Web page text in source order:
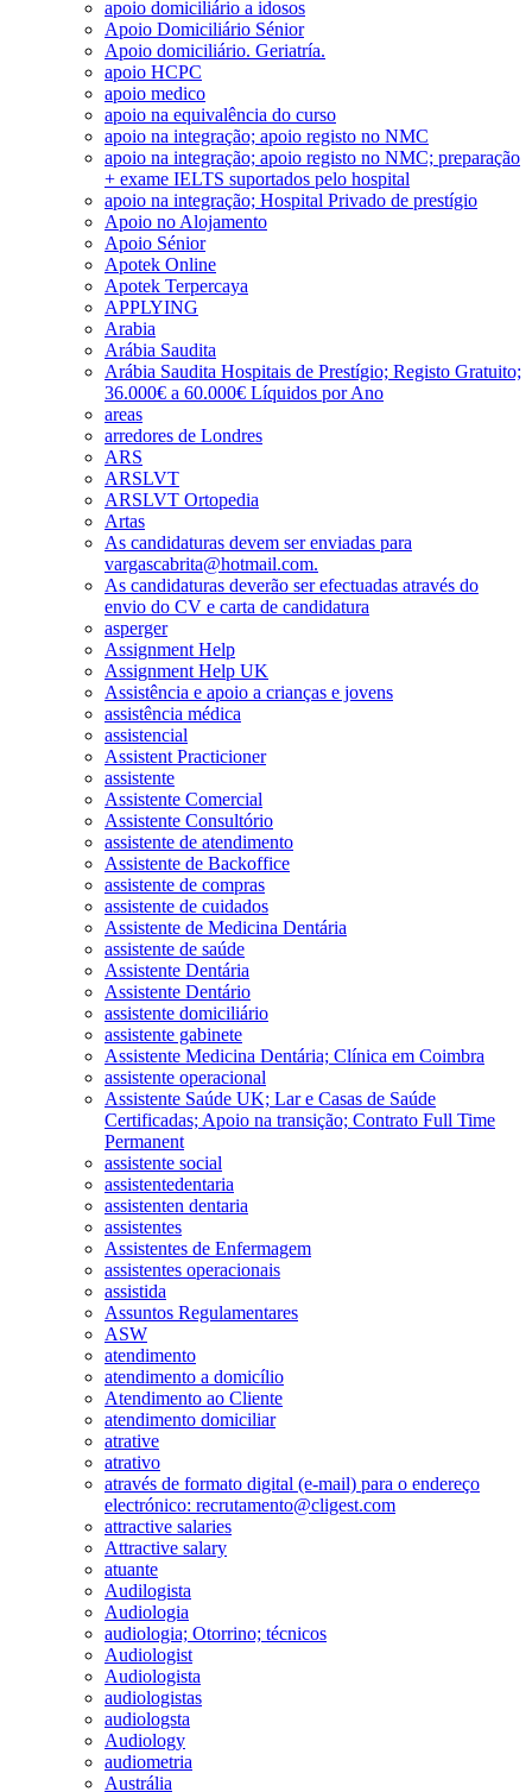
apoio domiciliário a idosos
Apoio Domiciliário Sénior
Apoio domiciliário. Geriatría.
apoio HCPC
apoio medico
apoio na equivalência do curso
apoio na integração; apoio registo no NMC
apoio na integração; apoio registo no NMC; preparação
+ exame IELTS suportados pelo hospital
apoio na integração; Hospital Privado de prestígio
Apoio no Alojamento
Apoio Sénior
Apotek Online
Apotek Terpercaya
APPLYING
Arabia
Arábia Saudita
Arábia Saudita Hospitais de Prestígio; Registo Gratuito;
36.000€ a 60.000€ Líquidos por Ano
areas
arredores de Londres
ARS
ARSLVT
ARSLVT Ortopedia
Artas
As candidaturas devem ser enviadas para
vargascabrita@hotmail.com.
As candidaturas deverão ser efectuadas através do
envio do CV e carta de candidatura
asperger
Assignment Help
Assignment Help UK
Assistência e apoio a crianças e jovens
assistência médica
assistencial
Assistent Practicioner
assistente
Assistente Comercial
Assistente Consultório
assistente de atendimento
Assistente de Backoffice
assistente de compras
assistente de cuidados
Assistente de Medicina Dentária
assistente de saúde
Assistente Dentária
Assistente Dentário
assistente domiciliário
assistente gabinete
Assistente Medicina Dentária; Clínica em Coimbra
assistente operacional
Assistente Saúde UK; Lar e Casas de Saúde
Certificadas; Apoio na transição; Contrato Full Time
Permanent
assistente social
assistentedentaria
assistenten dentaria
assistentes
Assistentes de Enfermagem
assistentes operacionais
assistida
Assuntos Regulamentares
ASW
atendimento
atendimento a domicílio
Atendimento ao Cliente
atendimento domiciliar
atrative
atrativo
através de formato digital (e-mail) para o endereço
electrónico: recrutamento@cligest.com
attractive salaries
Attractive salary
atuante
Audilogista
Audiologia
audiologia; Otorrino; técnicos
Audiologist
Audiologista
audiologistas
audiologsta
Audiology
audiometria
Austrália